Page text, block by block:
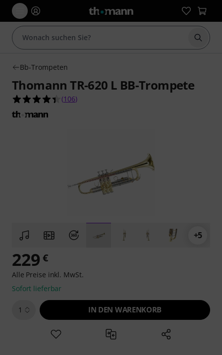
Suche
Bb-Trompeten
Thomann TR-620 L BB-Trompete
4.4 von 5 Sternen aus 106 Kundenbewertungen
(106)
+5
229 €
Alle Preise inkl. MwSt.
Sofort lieferbar
1 IN DEN WARENKORB